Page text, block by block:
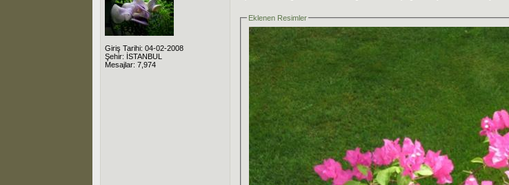
Giriş Tarihi: 04-02-2008
Şehir: İSTANBUL
Mesajlar: 7,974
Eklenen Resimler